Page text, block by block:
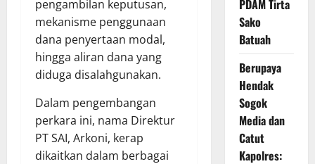
pengambilan keputusan,
mekanisme penggunaan
dana penyertaan modal,
hingga aliran dana yang
diduga disalahgunakan.
Dalam pengembangan
perkara ini, nama Direktur
PT SAI, Arkoni, kerap
dikaitkan dalam berbagai
PDAM Tirta
Sako
Batuah
Berupaya
Hendak
Sogok
Media dan
Catut
Kapolres: